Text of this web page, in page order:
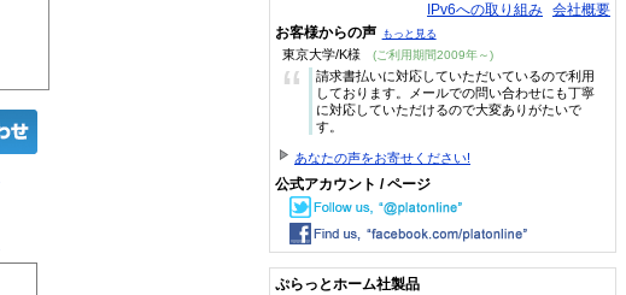
IPv6への取り組み 会社概要
お客様からの声 もっと見る
東京大学/K様 (ご利用期間2009年～)
“
請求書払いに対応していただいているので利用
しております。メールでの問い合わせにも丁寧
に対応していただけるので大変ありがたいで
す。
あなたの声をお寄せください!
公式アカウント / ページ
ぷらっとホーム社製品